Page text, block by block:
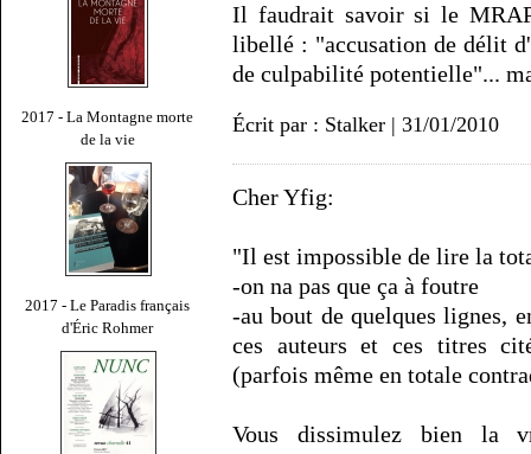
2017 - La Montagne morte
de la vie
2017 - Le Paradis français
d'Éric Rohmer
Il faudrait savoir si le
libellé : "accusation de délit
de culpabilité potentielle"...
Écrit par : Stalker | 31/01/2010
Cher Yfig:
"Il est impossible de lire la
-on na pas que ça à foutre
-au bout de quelques lignes,
ces auteurs et ces titres
(parfois même en totale
Vous dissimulez bien la